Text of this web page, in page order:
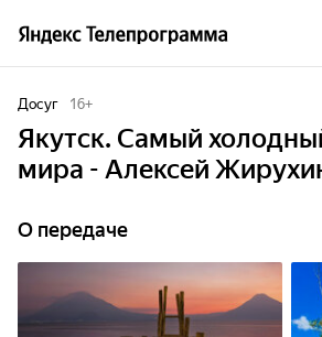
Досуг 16+
Якутск. Самый
мира - Алексей
О передаче